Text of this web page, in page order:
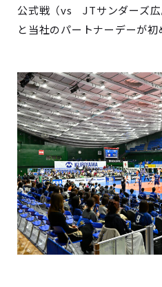
公式戦（vs JTサンダーズ広
と当社のパートナーデーが初